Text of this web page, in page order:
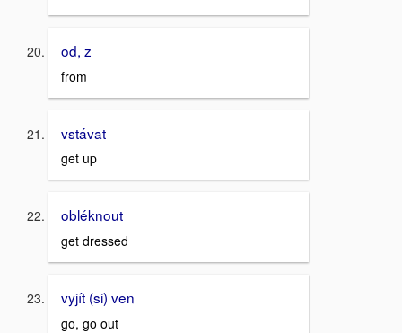
od, z
from
vstávat
get up
obléknout
get dressed
vyjít (si) ven
go, go out